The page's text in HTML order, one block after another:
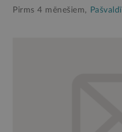
Pirms 4 mēnešiem,